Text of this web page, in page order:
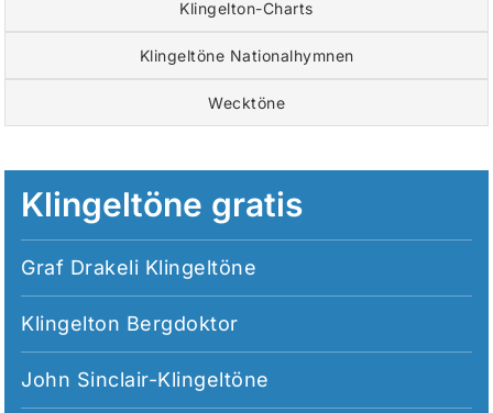
Klingelton-Charts
Klingeltöne Nationalhymnen
Wecktöne
Klingeltöne gratis
Graf Drakeli Klingeltöne
Klingelton Bergdoktor
John Sinclair-Klingeltöne